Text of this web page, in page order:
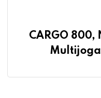
CARGO 800,